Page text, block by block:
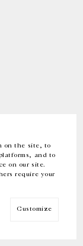
on the site, to
and to
on our site.
require your
Customize